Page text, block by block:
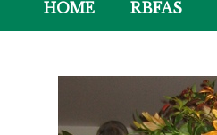
HOME RBFAS